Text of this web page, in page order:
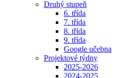
Druhý stupeň
6. třída
7. třída
8. třída
9. třída
Google učebna
Projektové týdny
2025-2026
2024-2025